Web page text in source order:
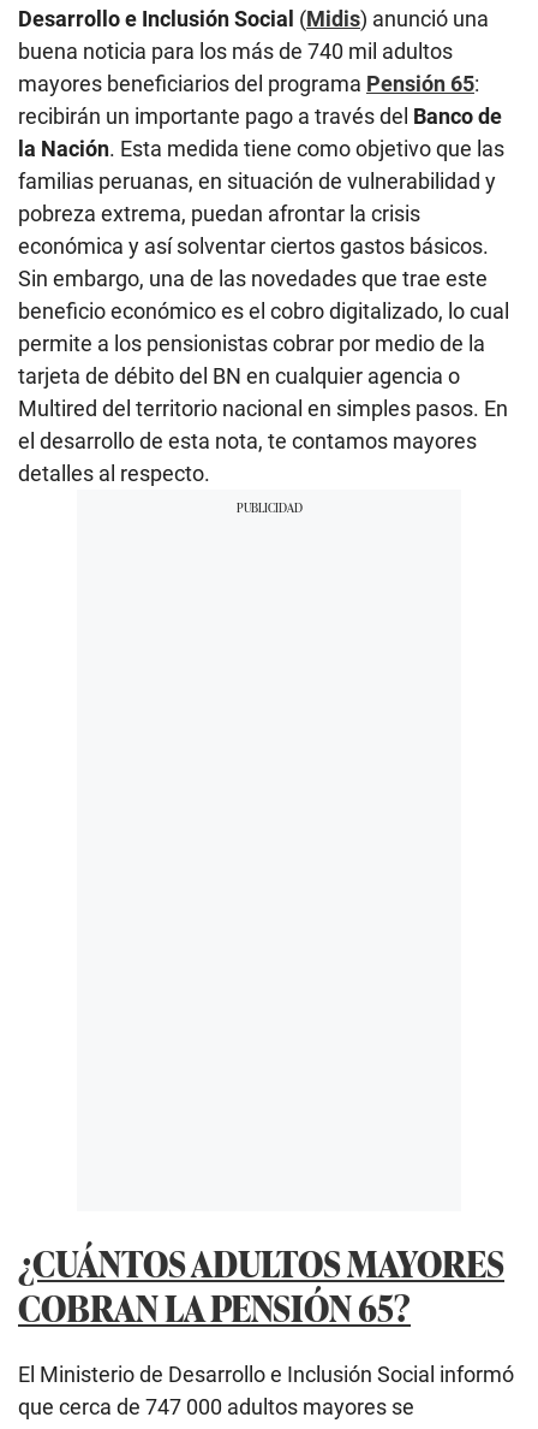
Desarrollo e Inclusión Social (Midis) anunció una
buena noticia para los más de 740 mil adultos
mayores beneficiarios del programa Pensión 65:
recibirán un importante pago a través del Banco de
la Nación. Esta medida tiene como objetivo que las
familias peruanas, en situación de vulnerabilidad y
pobreza extrema, puedan afrontar la crisis
económica y así solventar ciertos gastos básicos.
Sin embargo, una de las novedades que trae este
beneficio económico es el cobro digitalizado, lo cual
permite a los pensionistas cobrar por medio de la
tarjeta de débito del BN en cualquier agencia o
Multired del territorio nacional en simples pasos. En
el desarrollo de esta nota, te contamos mayores
detalles al respecto.
¿CUÁNTOS ADULTOS MAYORES
COBRAN LA PENSIÓN 65?
El Ministerio de Desarrollo e Inclusión Social informó
que cerca de 747 000 adultos mayores se